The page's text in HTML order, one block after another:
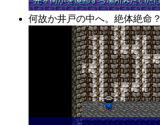
何故か井戸の中へ。絶体絶命？